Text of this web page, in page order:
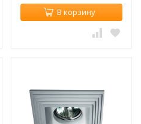
В корзину